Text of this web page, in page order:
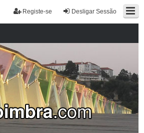
Desligar Sessão
Registe-se